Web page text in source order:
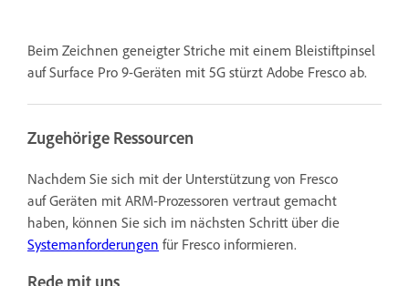
Beim Zeichnen geneigter Striche mit einem Bleistiftpinsel
auf Surface Pro 9-Geräten mit 5G stürzt Adobe Fresco ab.
Zugehörige Ressourcen
Nachdem Sie sich mit der Unterstützung von Fresco
auf Geräten mit ARM-Prozessoren vertraut gemacht
haben, können Sie sich im nächsten Schritt über die
Systemanforderungen für Fresco informieren.